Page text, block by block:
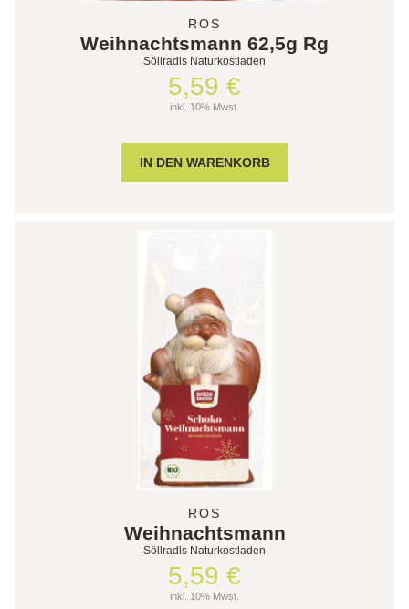
ROS
Weihnachtsmann 62,5g Rg
Söllradls Naturkostladen
5,59 €
inkl. 10% Mwst.
ROS
Weihnachtsmann
Söllradls Naturkostladen
5,59 €
inkl. 10% Mwst.